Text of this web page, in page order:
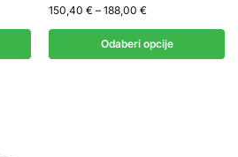
150,40 € – 188,00 €
Odaberi opcije